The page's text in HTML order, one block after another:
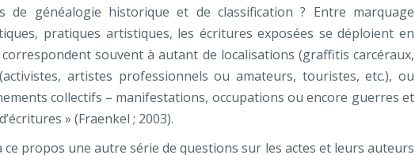
de généalogie historique et de classification ? Entre marquage
pratiques artistiques, les écritures exposées se déploient en
souvent à autant de localisations (graffitis carcéraux,
artistes professionnels ou amateurs, touristes, etc.), ou
collectifs – manifestations, occupations ou encore guerres et
» (Fraenkel ; 2003).
ce propos une autre série de questions sur les actes et leurs auteurs